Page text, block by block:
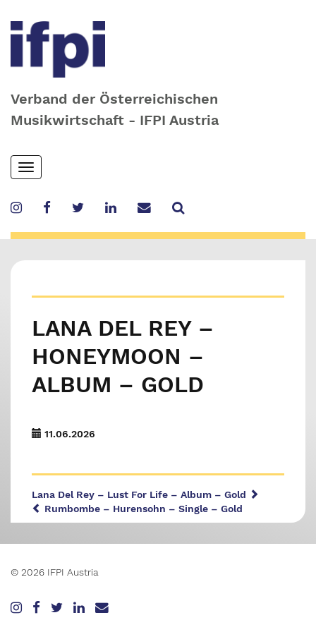
Verband der Österreichischen
Musikwirtschaft - IFPI Austria
Skip
to
content
Toggle
navigation
LANA DEL REY –
HONEYMOON –
ALBUM – GOLD
11.06.2026
Lana Del Rey – Lust For Life – Album – Gold
Rumbombe – Hurensohn – Single – Gold
© 2026 IFPI Austria